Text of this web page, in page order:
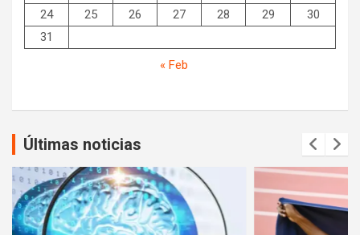
24
25 26 27 28 29
30
31
« Feb
Últimas noticias